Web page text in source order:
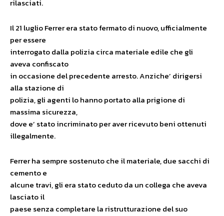
rilasciati.
Il 21 luglio Ferrer era stato fermato di nuovo, ufficialmente
per essere
interrogato dalla polizia circa materiale edile che gli
aveva confiscato
in occasione del precedente arresto. Anziche’ dirigersi
alla stazione di
polizia, gli agenti lo hanno portato alla prigione di
massima sicurezza,
dove e’ stato incriminato per aver ricevuto beni ottenuti
illegalmente.
Ferrer ha sempre sostenuto che il materiale, due sacchi di
cemento e
alcune travi, gli era stato ceduto da un collega che aveva
lasciato il
paese senza completare la ristrutturazione del suo